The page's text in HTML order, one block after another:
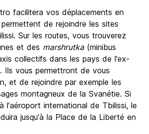
facilitera vos déplacements en
de rejoindre les sites
Sur les routes, vous trouverez
et des marshrutka(minibus
collectifs dans les pays de l'ex-
Ils vous permettront de vous
et de rejoindre par exemple les
montagneux de la Svanétie. Si
l'aéroport international de Tbilissi, le
jusqu'à la Place de la Liberté en